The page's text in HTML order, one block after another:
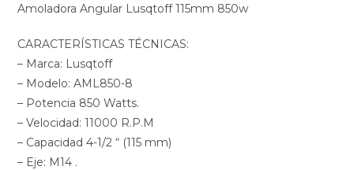
Amoladora Angular Lusqtoff 115mm 850w
CARACTERÍSTICAS TÉCNICAS:
– Marca: Lusqtoff
– Modelo: AML850-8
– Potencia 850 Watts.
– Velocidad: 11000 R.P.M
– Capacidad 4-1/2 “ (115 mm)
– Eje: M14 .